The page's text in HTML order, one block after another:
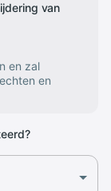
van
en zal
en